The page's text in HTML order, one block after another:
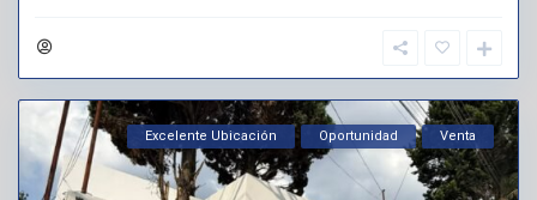
Excelente Ubicación Oportunidad Venta